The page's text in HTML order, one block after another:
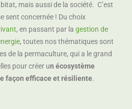
mais aussi de la société. C’est
sent concernée ! Du choix
, en passant par la gestion de
, toutes nos thématiques sont
de la permaculture, qui a le grand
pour créer un écosystème
façon efficace et résiliente.